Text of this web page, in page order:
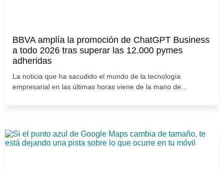
BBVA amplía la promoción de ChatGPT Business
a todo 2026 tras superar las 12.000 pymes
adheridas
La noticia que ha sacudido el mundo de la tecnología
empresarial en las últimas horas viene de la mano de...